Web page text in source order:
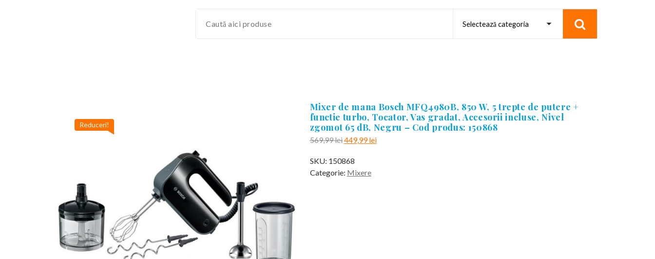
Reduceri!
Mixer de mana Bosch MFQ4980B, 850 W, 5 trepte de putere +
functie turbo, Tocator, Vas gradat, Accesorii incluse, Nivel
zgomot 65 dB, Negru – Cod produs: 150868
569,99leiPrețul
a
fost:
449,99leiPrețul
SKU: 150868
Categorie: Mixere